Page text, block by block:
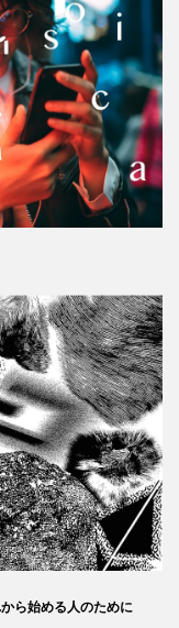
ら始める人のために